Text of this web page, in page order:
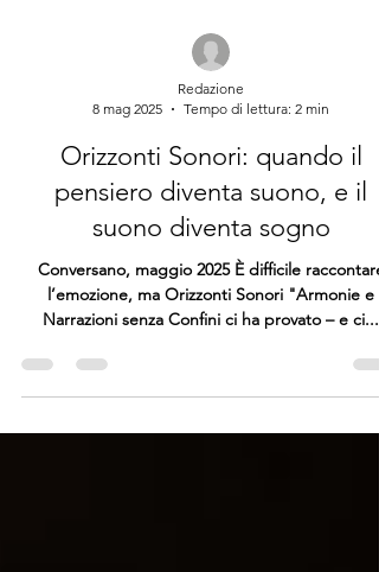
8 mag 2025
Tempo di lettura: 2 min
Orizzonti Sonori: quando il
pensiero diventa suono, e il
suono diventa sogno
Conversano, maggio 2025 È difficile raccontare
Narrazioni senza Confini ci ha provato – e ci...